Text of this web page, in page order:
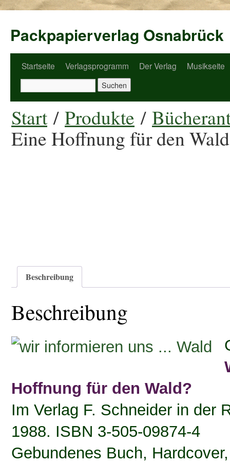
Packpapierverlag Osnabrück
Startseite Verlagsprogramm Der Verlag Musikseite
Start/ Produkte /
Eine Hoffnung für den
Beschreibung
Beschreibung
Hoffnung für den Wald?
Im Verlag F. Schneider in der
1988. ISBN 3-505-09874-4
Gebundenes Buch,